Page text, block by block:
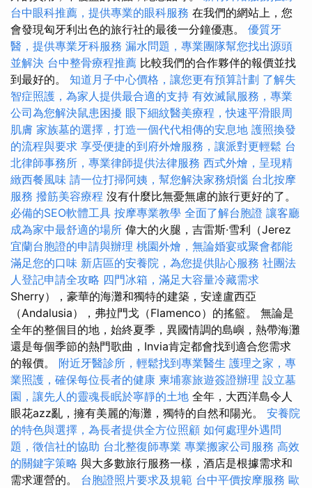
台中眼科推薦，提供專業的眼科服務 在我們的網站上，您
會發現匈牙利出色的旅行社的最後一分鐘優惠。 優質牙
醫，提供專業牙科服務 漏水問題，專業團隊幫您找出源頭
並解決 台中整骨療程推薦 比較我們的合作夥伴的報價並找
到最好的。 知道月子中心價格，讓您更有預算計劃 了解失
智症照護，為家人提供最合適的支持 有效滅鼠服務，專業
公司為您解決鼠患困擾 眼下細紋醫美療程，快速平滑眼周
肌膚 家族墓的選擇，打造一個代代相傳的安息地 護照換發
的流程與要求 享受便捷的到府外燴服務，讓派對更輕鬆 台
北律師事務所，專業律師提供法律服務 西式外燴，呈現精
緻西餐風味 請一位打掃阿姨，幫您解決家務煩惱 台北按摩
服務 撥筋美容療程 沒有什麼比無憂無慮的旅行更好的了。
必備的SEO軟體工具 按摩專業教學 全面了解台胞證 讓客廳
成為家中最舒適的場所 偉大的火腿，吉雷斯·雪利（Jerez
宜蘭台胞證的申請與辦理 桃園外燴，無論婚宴或聚會都能
滿足您的口味 新店區的安養院，為您提供貼心服務 社團法
人登記申請全攻略 四門冰箱，滿足大容量冷藏需求
Sherry），豪華的海灘和獨特的建築，安達盧西亞
（Andalusia），弗拉門戈（Flamenco）的搖籃。 無論是
全年的整個目的地，始終夏季，異國情調的島嶼，熱帶海灘
還是每個季節的熱門歌曲，Invia肯定都會找到適合您需求
的報價。 附近牙醫診所，輕鬆找到專業醫生 護理之家，專
業照護，確保每位長者的健康 柬埔寨旅遊簽證辦理 設立墓
園，讓先人的靈魂長眠於寧靜的土地 全年，大西洋島令人
眼花azz亂，擁有美麗的海灘，獨特的自然和陽光。 安養院
的特色與選擇，為長者提供全方位照顧 如何處理外遇問
題，徵信社的協助 台北整復師專業 專業搬家公司服務 高效
的關鍵字策略 與大多數旅行服務一樣，酒店是根據需求和
需求運營的。 台胞證照片要求及規範 台中平價按摩服務 歐